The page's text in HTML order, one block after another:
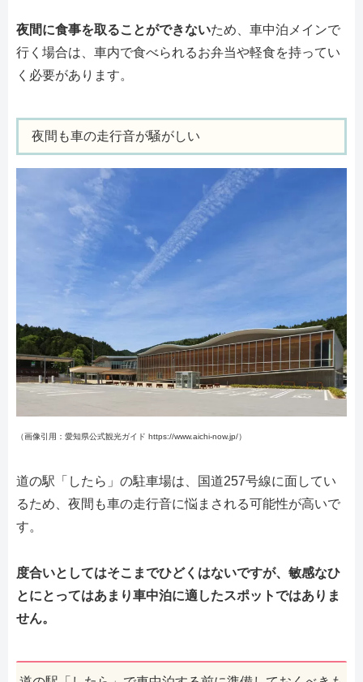
夜間に食事を取ることができないため、車中泊メインで
行く場合は、車内で食べられるお弁当や軽食を持ってい
く必要があります。
夜間も車の走行音が騒がしい
（画像引用：愛知県公式観光ガイド https://www.aichi-now.jp/）
道の駅「したら」の駐車場は、国道257号線に面してい
るため、夜間も車の走行音に悩まされる可能性が高いで
す。
度合いとしてはそこまでひどくはないですが、敏感なひ
とにとってはあまり車中泊に適したスポットではありま
せん。